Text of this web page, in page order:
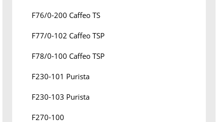
F76/0-200 Caffeo TS
F77/0-102 Caffeo TSP
F78/0-100 Caffeo TSP
F230-101 Purista
F230-103 Purista
F270-100